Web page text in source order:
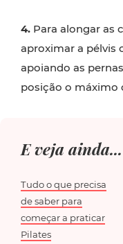
4. Para alongar as
aproximar a pélvis
apoiando as
posição o máximo
E veja ainda...
Tudo o que precisa
de saber para
começar a praticar
Pilates